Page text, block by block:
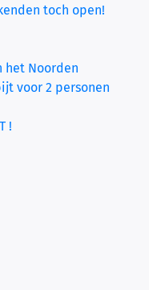
toch open!
het Noorden
voor 2 personen
!